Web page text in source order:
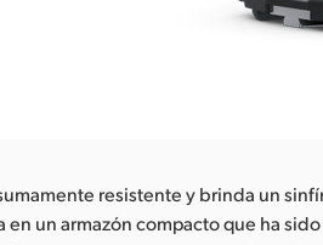
resistente y brinda un
en un armazón compacto que ha